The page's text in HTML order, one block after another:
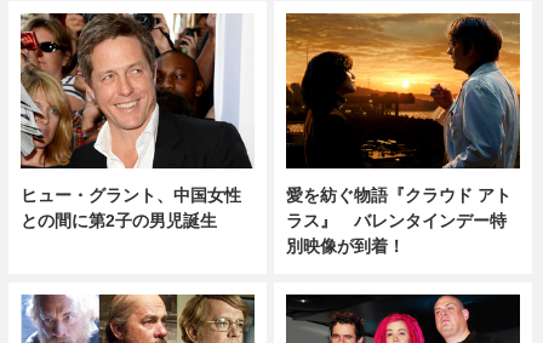
ヒュー・グラント、中国女性
との間に第2子の男児誕生
愛を紡ぐ物語『クラウド アト
ラス』 バレンタインデー特
別映像が到着！